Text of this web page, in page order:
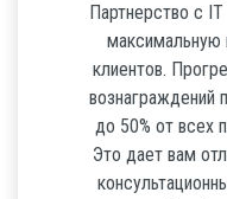
Партнерство с
максимальную
клиентов.
вознаграждений
до 50% от всех
Это дает вам